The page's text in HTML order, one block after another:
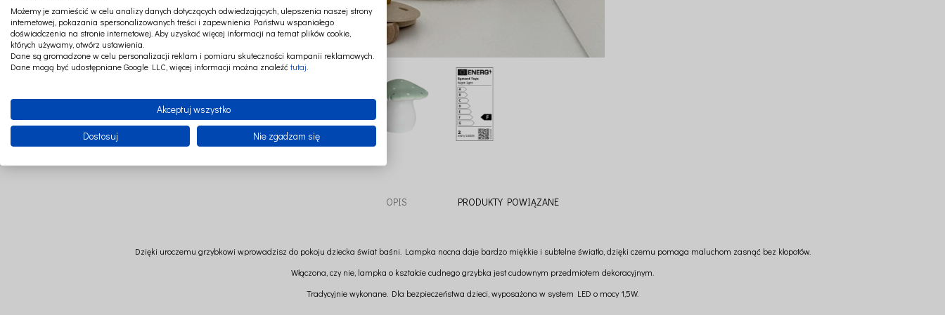
OPIS PRODUKTY POWIĄZANE
Dzięki uroczemu grzybkowi wprowadzisz do pokoju dziecka świat baśni. Lampka nocna daje bardzo miękkie i subtelne światło, dzięki czemu pomaga maluchom zasnąć bez kłopotów.
Włączona, czy nie, lampka o kształcie cudnego grzybka jest cudownym przedmiotem dekoracyjnym.
Tradycyjnie wykonane. Dla bezpieczeństwa dzieci, wyposażona w system LED o mocy 1,5W.
Możemy je zamieścić w celu analizy danych dotyczących odwiedzających, ulepszenia naszej strony
internetowej, pokazania spersonalizowanych treści i zapewnienia Państwu wspaniałego
doświadczenia na stronie internetowej. Aby uzyskać więcej informacji na temat plików cookie,
których używamy, otwórz ustawienia.
Dane są gromadzone w celu personalizacji reklam i pomiaru skuteczności kampanii reklamowych.
Dane mogą być udostępniane Google LLC, więcej informacji można znaleźć tutaj
Akceptuj wszystko
Dostosuj Nie zgadzam się